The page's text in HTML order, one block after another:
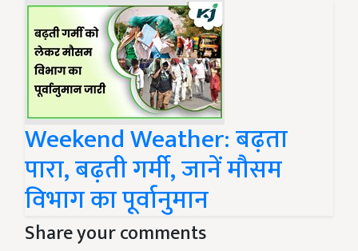
Weekend Weather: बढ़ता
पारा, बढ़ती गर्मी, जानें मौसम
विभाग का पूर्वानुमान
Share your comments